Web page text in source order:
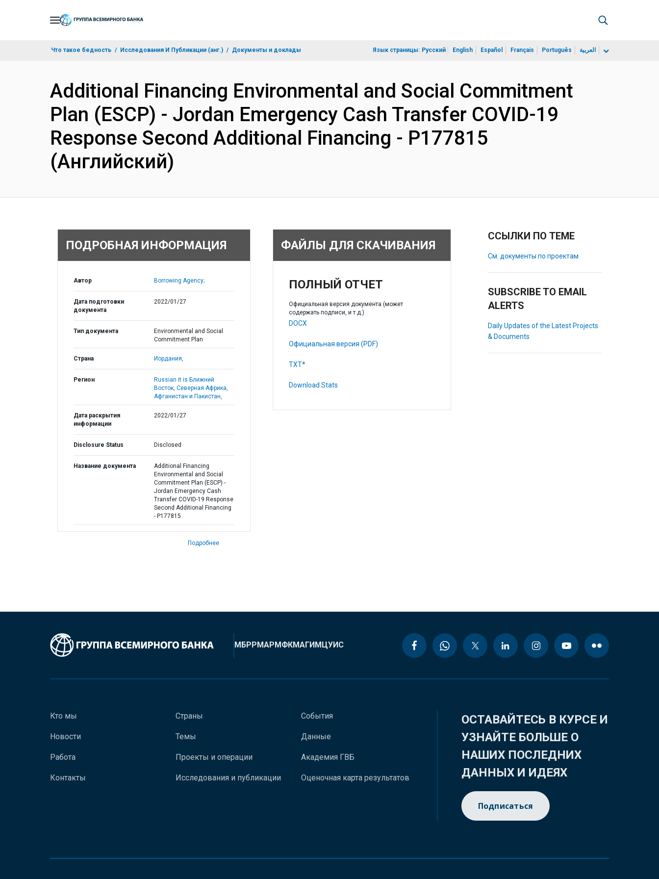
Что такое бедность Исследования И Публикации (анг.) Документы и доклады Язык страницы: Русский English Español Français Português العربية
Additional Financing Environmental and Social Commitment
Plan (ESCP) - Jordan Emergency Cash Transfer COVID-19
Response Second Additional Financing - P177815
(Английский)
ПОДРОБНАЯ ИНФОРМАЦИЯ
Автор Borrowing Agency;
Дата подготовки
документа
2022/01/27
Тип документа
Environmental and Social
Commitment Plan
Страна Иордания,
Регион
Russian it is Ближний
Восток, Северная Африка,
Афганистан и Пакистан,
Дата раскрытия
информации
2022/01/27
Disclosure Status Disclosed
Название документа
Additional Financing
Environmental and Social
Commitment Plan (ESCP) -
Jordan Emergency Cash
Transfer COVID-19 Response
Second Additional Financing
- P177815
Подробнее
ФАЙЛЫ ДЛЯ СКАЧИВАНИЯ
ПОЛНЫЙ ОТЧЕТ
Официальная версия документа (может
содержать подписи, и т.д.)
DOCX
Официальная версия (PDF)
TXT*
Download Stats
ССЫЛКИ ПО ТЕМЕ
См. документы по проектам
SUBSCRIBE TO EMAIL
ALERTS
Daily Updates of the Latest Projects
& Documents
МБРРМАРМФКМАГИМЦУИС
Кто мы
Новости
Работа
Контакты
Страны
Темы
Проекты и операции
Исследования и публикации
События
Данные
Академия ГВБ
Оценочная карта результатов
ОСТАВАЙТЕСЬ В КУРСЕ И
УЗНАЙТЕ БОЛЬШЕ О
НАШИХ ПОСЛЕДНИХ
ДАННЫХ И ИДЕЯХ
Подписаться